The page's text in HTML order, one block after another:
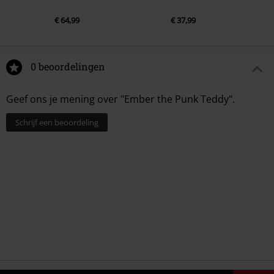
€ 64,99 € 37,99
0 beoordelingen
Geef ons je mening over "Ember the Punk Teddy".
Schrijf een beoordeling